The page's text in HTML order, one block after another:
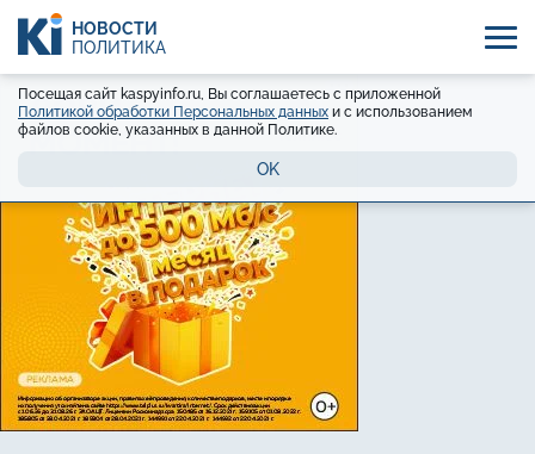
НОВОСТИ
ПОЛИТИКА
Посещая сайт kaspyinfo.ru, Вы соглашаетесь с приложенной
Политикой обработки Персональных данных и с использованием
файлов cookie, указанных в данной Политике.
OK